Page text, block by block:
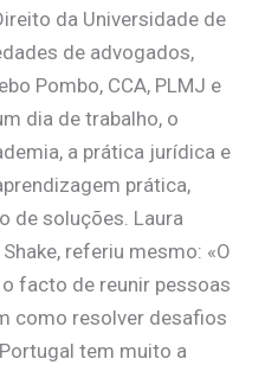
da Universidade de
de advogados,
Pombo, CCA, PLMJ e
dia de trabalho, o
a prática jurídica e
prática,
de soluções. Laura
referiu mesmo: «O
facto de reunir pessoas
como resolver desafios
tem muito a